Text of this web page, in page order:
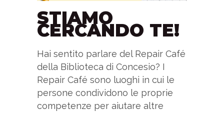
STIAMO
CERCANDO TE!
Hai sentito parlare del Repair Café
della Biblioteca di Concesio? I
Repair Café sono luoghi in cui le
persone condividono le proprie
competenze per aiutare altre